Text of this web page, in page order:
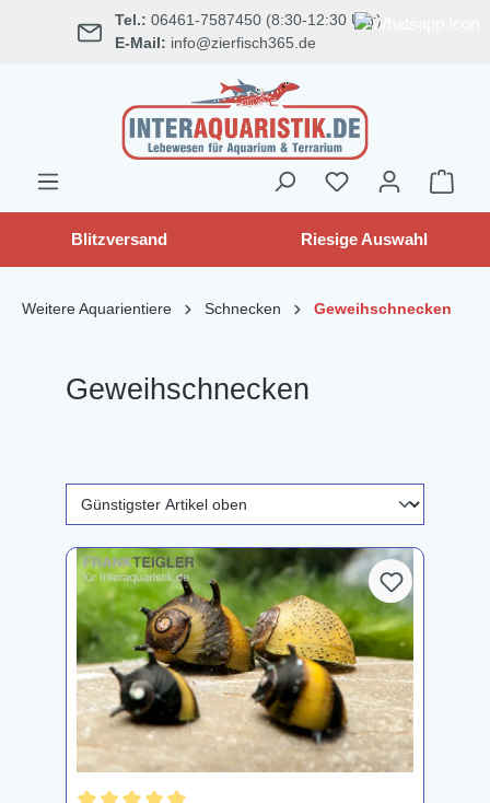
springen Tel.: 06461-7587450 (8:30-12:30 Uhr)
E-Mail: info@zierfisch365.de
Blitzversand Riesige Auswahl
Weitere Aquarientiere Schnecken Geweihschnecken
Geweihschnecken